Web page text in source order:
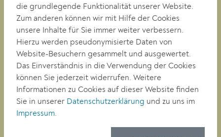
Fax +43 (0)2732/801-90 269
E-mail:buergerservice@krems.gv.at
RATHAUS
LEBEN
BAUEN/WIRTSCHAFT
BILDUNG
die grundlegende Funktionalität unserer Website.
Zum anderen können wir mit Hilfe der Cookies
unsere Inhalte für Sie immer weiter verbessern.
Hierzu werden pseudonymisierte Daten von
Website-Besuchern gesammelt und ausgewertet.
Das Einverständnis in die Verwendung der Cookies
können Sie jederzeit widerrufen. Weitere
Informationen zu Cookies auf dieser Website finden
Sie in unserer Datenschutzerklärung und zu uns im
Impressum.